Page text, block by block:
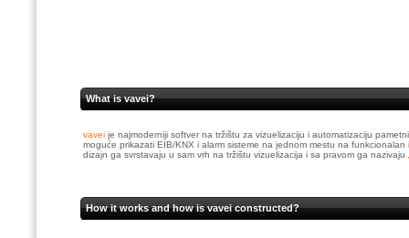
What is vavei?
vavei je najmoderniji softver na tržištu za vizuelizaciju i automatizaciju
moguće prikazati EIB/KNX i alarm sisteme na jednom mestu na
dizajn ga svrstavaju u sam vrh na tržištu vizuelizacija i sa pravom ga nazivaju
How it works and how is vavei constructed?